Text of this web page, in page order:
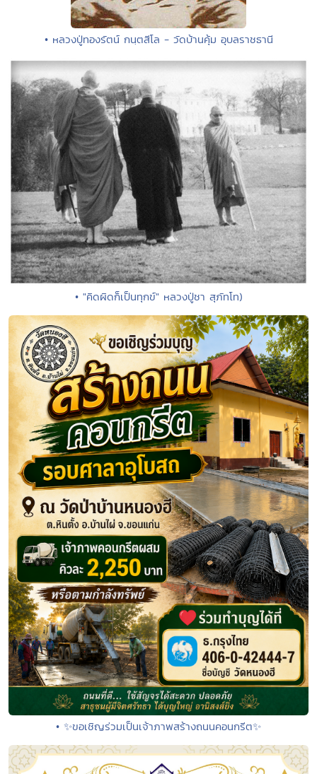
• หลวงปู่ทองรัตน์ กนฺตสีโล - วัดบ้านคุ้ม อุบลราชธานี
• "คิดผิดก็เป็นทุกข์" หลวงปู่ชา สุภัทโท)
• ✨ขอเชิญร่วมเป็นเจ้าภาพสร้างถนนคอนกรีต✨